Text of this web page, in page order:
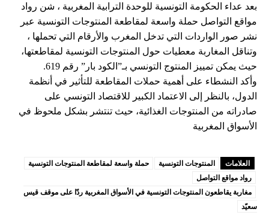
بعد عداء الحكومة التونسية للوحدة الترابية المغربية ، شن رواد
مواقع التواصل حملة واسعة لمقاطعة المنتوجات التونسية عبر
نشر صور الواردات التي تدخل المغرب والأرقام التي تحملها ،
وتناقل المغاربة معطيات حول المنتوجات التونسية لمقاطعتها،
حيث يمكن تمييز المنتوج التونسي بـ”الكود بار” رقم 619.
وأكد النشطاء على أهمية حملات المقاطعة للتأثير في أنظمة
الدول، بالنظر إلى الاعتماد الكبير للاقتصاد التونسي على
صادراته من المنتوجات الغذائية، حيث تنتشر بشكل ملحوظ في
الأسواق المغربية
العلامات المنتوجات التونسية
حملة واسعة لمقاطعة المنتوجات التونسية
رواد مواقع التواصل
مغاربة يقاطعون المنتوجات التونسية في الأسواق المغربية ردّا على موقف قيس
سعيّد